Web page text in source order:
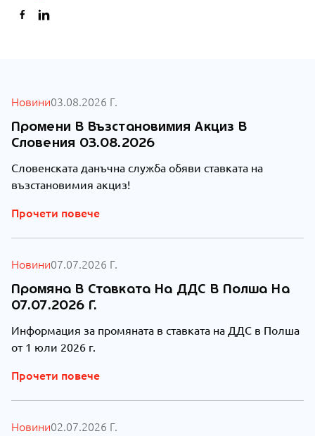
Новини03.08.2026 Г.
Промени В Възстановимия Акциз В
Словения 03.08.2026
Словенската данъчна служба обяви ставката на
възстановимия акциз!
Прочети повече
Новини07.07.2026 Г.
Промяна В Ставката На ДДС В Полша На
07.07.2026 Г.
Информация за промяната в ставката на ДДС в Полша
от 1 юли 2026 г.
Прочети повече
Новини02.07.2026 Г.